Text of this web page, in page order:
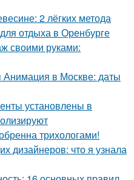
2 лёгких метода
отдыха в Оренбурге
своими руками:
в Москве: даты
установлены в
трихологами!
дизайнеров: что я узнала